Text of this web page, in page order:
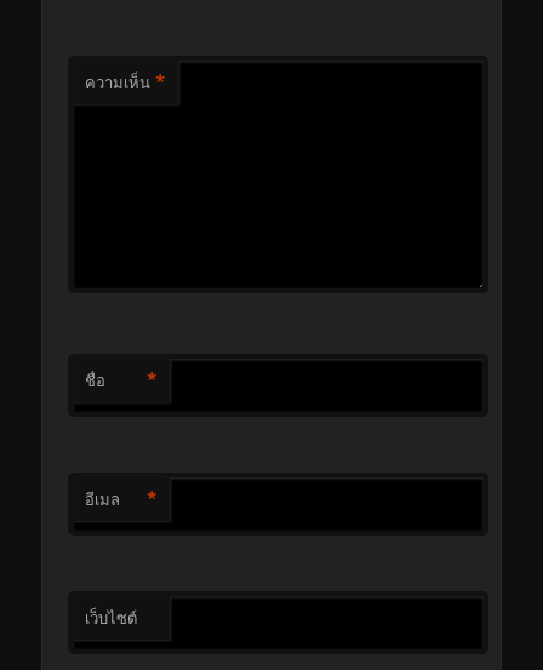
ความเห็น *
ชื่อ *
อีเมล *
เว็บไซต์